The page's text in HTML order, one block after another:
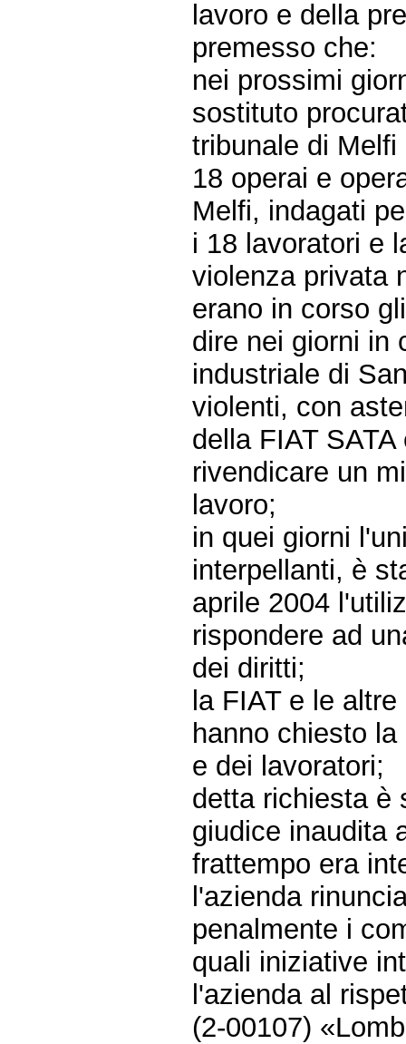
lavoro e della
premesso che:
nei prossimi
sostituto
tribunale di
18 operai e
Melfi, indagati
i 18 lavoratori e
violenza privata
erano in corso
dire nei giorni in
industriale di
violenti, con
della FIAT
rivendicare un
lavoro;
in quei giorni
interpellanti, è
aprile 2004
rispondere ad
dei diritti;
la FIAT e le
hanno chiesto
e dei lavoratori;
detta richiesta è
giudice inaudita
frattempo era
l'azienda
penalmente i
quali iniziative
l'azienda al
(2-00107)